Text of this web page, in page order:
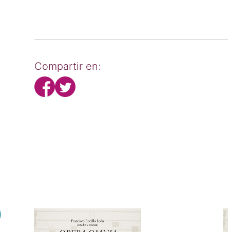
Compartir en: